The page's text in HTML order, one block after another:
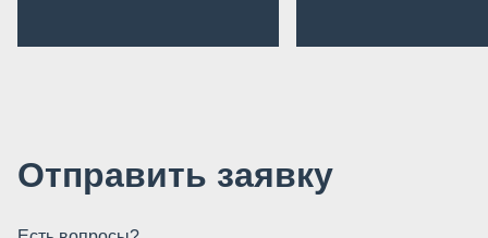
Отправить заявку